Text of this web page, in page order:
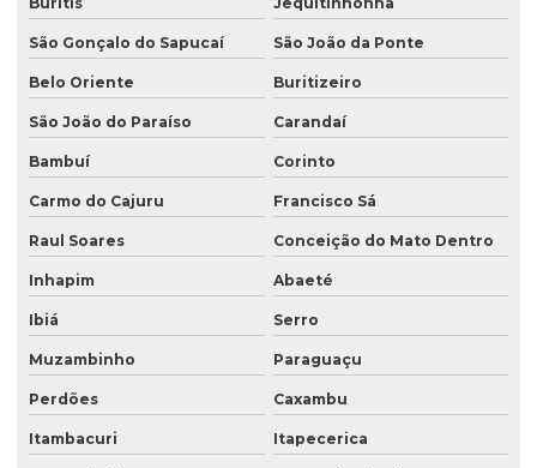
São Gonçalo do Sapucaí São João da Ponte
Belo Oriente Buritizeiro
São João do Paraíso Carandaí
Bambuí Corinto
Carmo do Cajuru Francisco Sá
Raul Soares Conceição do Mato Dentro
Inhapim Abaeté
Ibiá Serro
Muzambinho Paraguaçu
Perdões Caxambu
Itambacuri Itapecerica